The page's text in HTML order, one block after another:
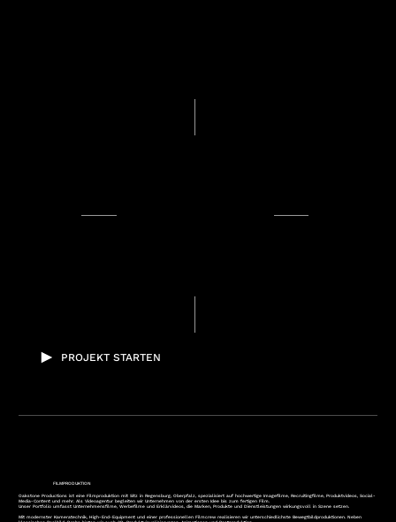
PROJEKT STARTEN
FILMPRODUKTION
Oakstone Productions ist eine Filmproduktion mit Sitz in Regensburg, Oberpfalz, spezialisiert auf hochwertige Imagefilme, Recruitingfilme, Produktvideos, Social-
Media-Content und mehr. Als Videoagentur begleiten wir Unternehmen von der ersten Idee bis zum fertigen Film.
Unser Portfolio umfasst Unternehmensfilme, Werbefilme und Erklärvideos, die Marken, Produkte und Dienstleistungen wirkungsvoll in Szene setzen.
Mit modernster Kameratechnik, High-End-Equipment und einer professionellen Filmcrew realisieren wir unterschiedlichste Bewegtbildproduktionen. Neben